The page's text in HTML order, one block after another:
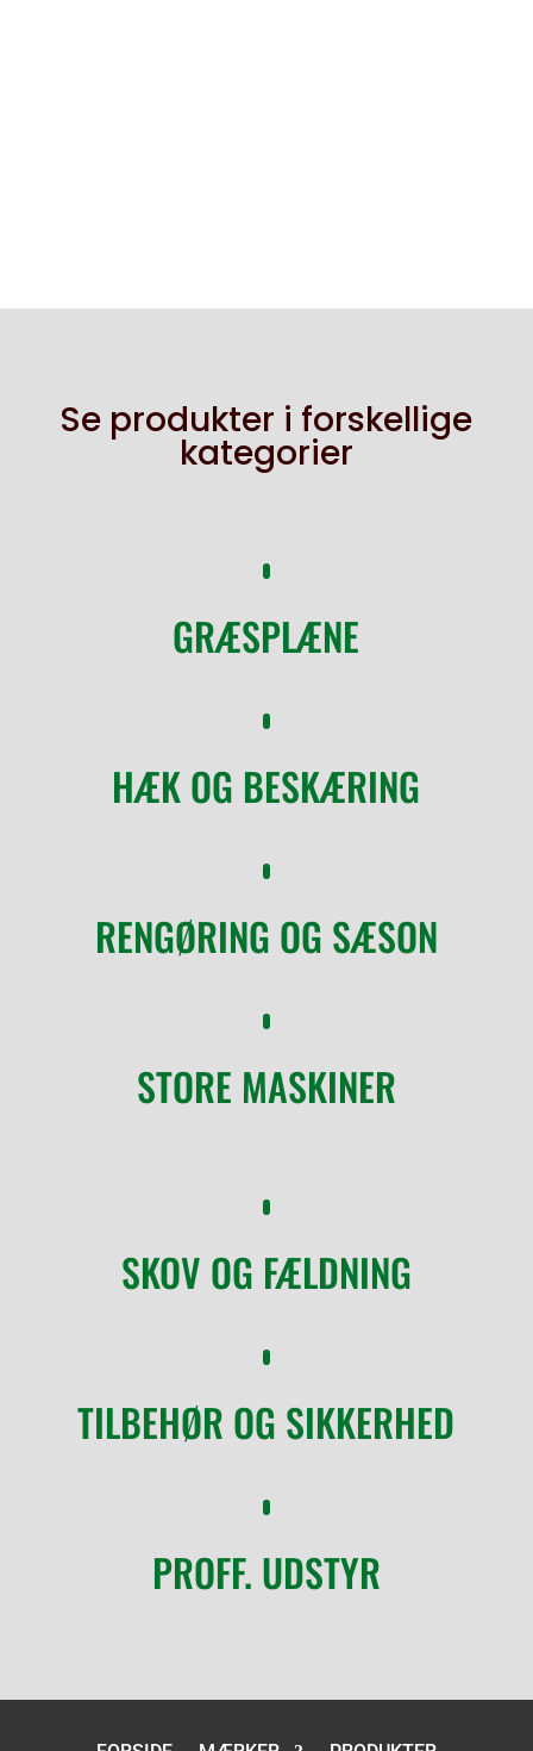
Se produkter i forskellige
kategorier
GRÆSPLÆNE
HÆK OG BESKÆRING
RENGØRING OG SÆSON
STORE MASKINER
SKOV OG FÆLDNING
TILBEHØR OG SIKKERHED
PROFF. UDSTYR